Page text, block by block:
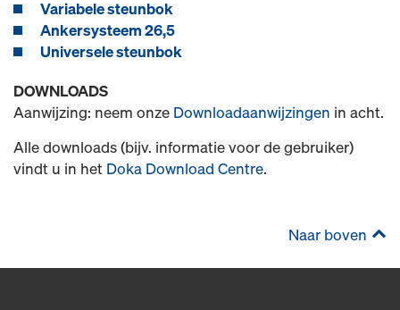
Variabele steunbok
Ankersysteem 26,5
Universele steunbok
DOWNLOADS
Aanwijzing: neem onze Downloadaanwijzingen in acht.
Alle downloads (bijv. informatie voor de gebruiker)
vindt u in het Doka Download Centre.
Naar boven